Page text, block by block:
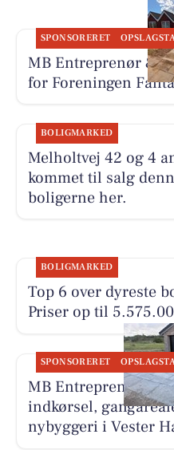
SPONSORERET
MB Entreprenør &
for Foreningen
BOLIGMARKED
Melholtvej 42 og 4
kommet til salg
boligerne her.
BOLIGMARKED
Top 6 over dyreste
Priser op til
SPONSORERET
MB Entreprenør &
indkørsel,
nybyggeri i Vester